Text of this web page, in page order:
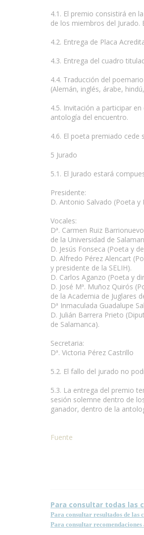
4.1. El premio consistirá en
de los miembros del
4.2. Entrega de Placa
4.3. Entrega del cuadro
4.4. Traducción del
(Alemán, inglés, árabe,
4.5. Invitación a participar
antología del encuentro.
4.6. El poeta premiado
5 Jurado
5.1. El Jurado estará
Presidente:
D. Antonio Salvado (Poeta
Vocales:
Dª. Carmen Ruiz
de la Universidad de
D. Jesús Fonseca (Poeta y
D. Alfredo Pérez Alencart
y presidente de la SELIH).
D. Carlos Aganzo (Poeta y
D. José Mª. Muñoz Quirós
de la Academia de Juglares
Dª Inmaculada Guadalupe
D. Julián Barrera Prieto
de Salamanca).
Secretaria:
Dª. Victoria Pérez Castrillo
5.2. El fallo del jurado no
5.3. La entrega del premio
sesión solemne dentro de
ganador, dentro de la
Fuente
Para consultar todas las
Para consultar resultados de las
Para consultar